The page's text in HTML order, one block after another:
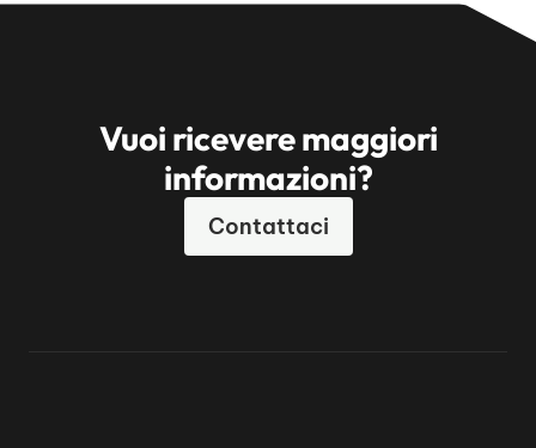
Vuoi ricevere maggiori
informazioni?
Contattaci